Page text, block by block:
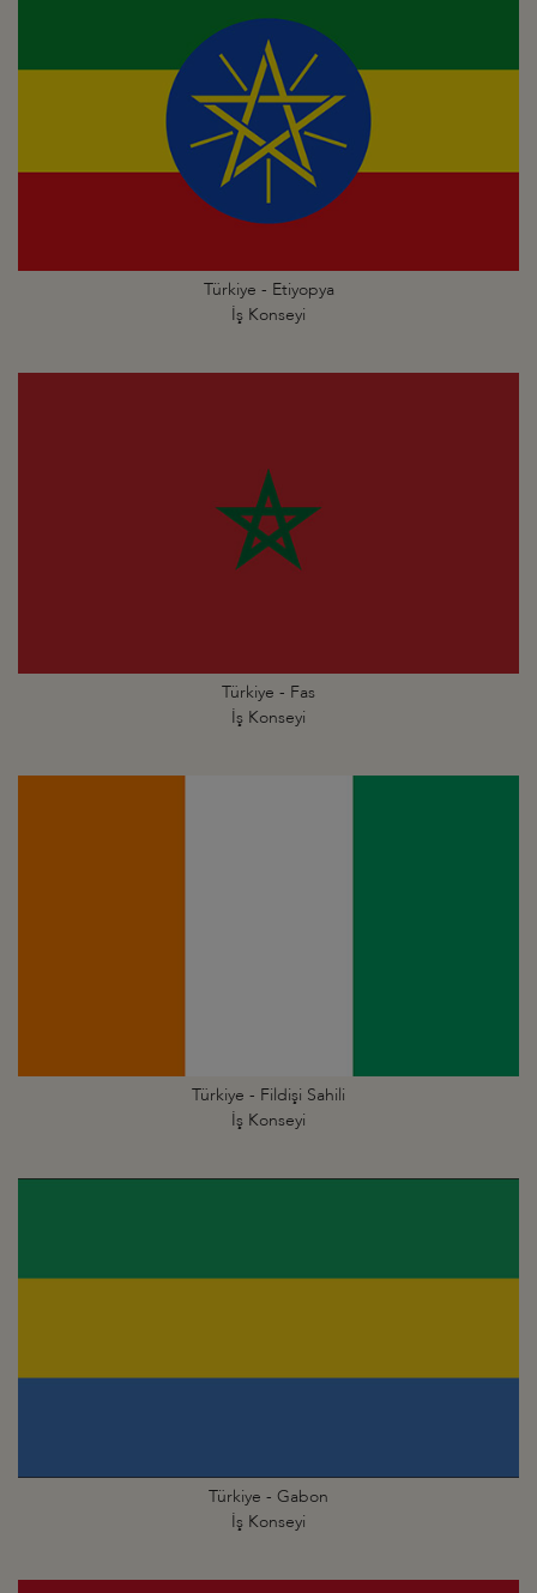
Türkiye - Etiyopya
İş Konseyi
Türkiye - Fas
İş Konseyi
Türkiye - Fildişi Sahili
İş Konseyi
Türkiye - Gabon
İş Konseyi